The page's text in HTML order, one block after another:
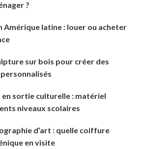
?
Amérique latine : louer ou acheter
sur bois pour créer des
sortie culturelle : matériel
niveaux scolaires
d’art : quelle coiffure
en visite